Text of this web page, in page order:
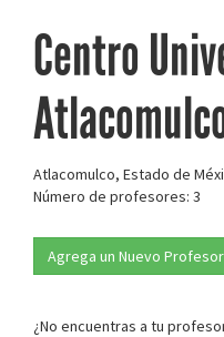
Centro
Atlacomulco, Estado de
Número de profesores: 3
Agrega un Nuevo Profesor
¿No encuentras a tu